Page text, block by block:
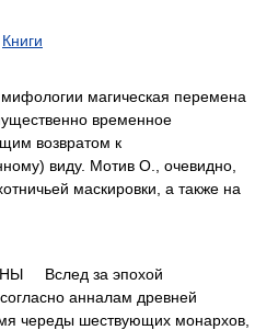
Книги
магическая перемена
временное
возвратом к
виду. Мотив О., очевидно,
маскировки, а также на
Вслед за эпохой
анналам древней
череды шествующих монархов,